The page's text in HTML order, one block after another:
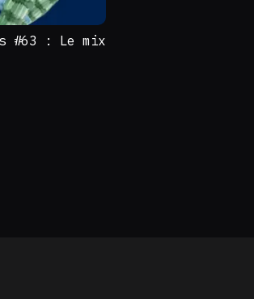
#63 : Le mix